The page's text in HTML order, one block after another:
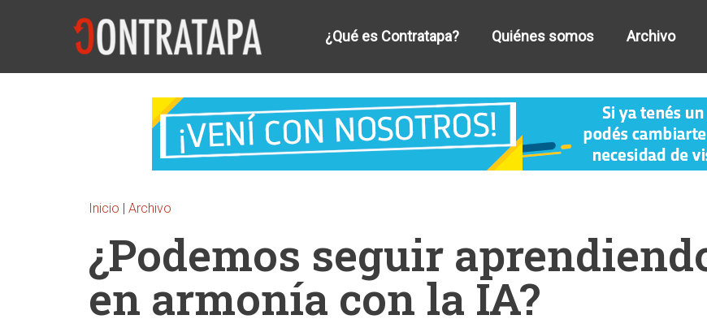
¿Qué es Contratapa? Quiénes somos Archivo
Inicio | Archivo
¿Podemos seguir
en armonía con la IA?